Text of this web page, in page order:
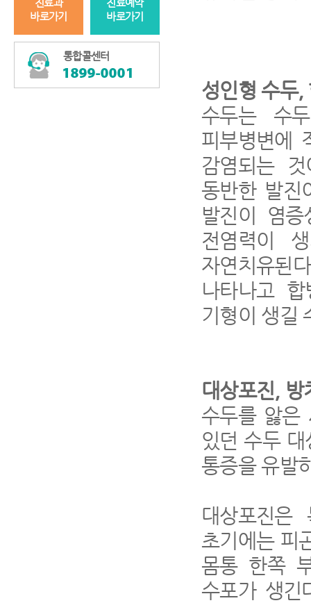
진료과
바로가기
진료예약
바로가기
통합콜센터
성인형 수두,
수두는 수
피부병변에
감염되는
동반한 발진
발진이 염
전염력이
자연치유된다
나타나고
기형이 생길
대상포진, 방
수두를 앓은
있던 수두
통증을 유발
대상포진
초기에는 피
몸통 한쪽
수포가 생긴